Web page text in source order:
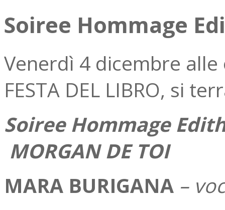
Soiree Hommage
Venerdì 4 dicembre alle
FESTA DEL LIBRO, si
Soiree Hommage
MORGAN DE TOI
MARA BURIGANA –